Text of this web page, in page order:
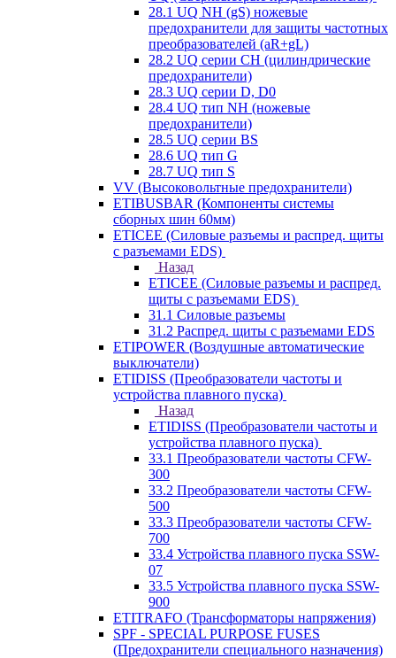
28.1 UQ NH (gS) ножевые
предохранители для защиты частотных
преобразователей (aR+gL)
28.2 UQ серии CH (цилиндрические
предохранители)
28.3 UQ серии D, D0
28.4 UQ тип NH (ножевые
предохранители)
28.5 UQ серии BS
28.6 UQ тип G
28.7 UQ тип S
VV (Высоковольтные предохранители)
ETIBUSBAR (Компоненты системы
сборных шин 60мм)
ETICEE (Силовые разъемы и распред. щиты
с разъемами EDS)
Назад
ETICEE (Силовые разъемы и распред.
щиты с разъемами EDS)
31.1 Силовые разъемы
31.2 Распред. щиты с разъемами EDS
ETIPOWER (Воздушные автоматические
выключатели)
ETIDISS (Преобразователи частоты и
устройства плавного пуска)
Назад
ETIDISS (Преобразователи частоты и
устройства плавного пуска)
33.1 Преобразователи частоты CFW-
300
33.2 Преобразователи частоты CFW-
500
33.3 Преобразователи частоты CFW-
700
33.4 Устройства плавного пуска SSW-
07
33.5 Устройства плавного пуска SSW-
900
ETITRAFO (Трансформаторы напряжения)
SPF - SPECIAL PURPOSE FUSES
(Предохранители специального назначения)